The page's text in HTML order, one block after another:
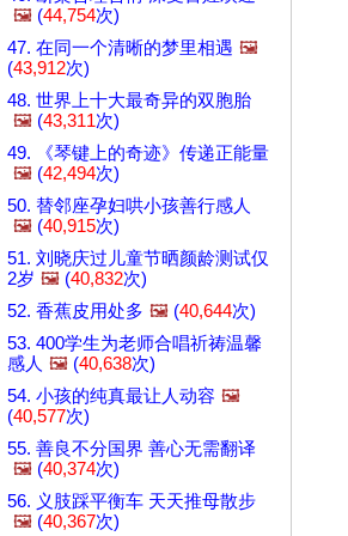
🖼️ (44,754次)
47. 在同一个清晰的梦里相遇 🖼️
(43,912次)
48. 世界上十大最奇异的双胞胎
🖼️ (43,311次)
49. 《琴键上的奇迹》传递正能量
🖼️ (42,494次)
50. 替邻座孕妇哄小孩善行感人
🖼️ (40,915次)
51. 刘晓庆过儿童节晒颜龄测试仅
2岁 🖼️ (40,832次)
52. 香蕉皮用处多 🖼️ (40,644次)
53. 400学生为老师合唱祈祷温馨
感人 🖼️ (40,638次)
54. 小孩的纯真最让人动容 🖼️
(40,577次)
55. 善良不分国界 善心无需翻译
🖼️ (40,374次)
56. 义肢踩平衡车 天天推母散步
🖼️ (40,367次)